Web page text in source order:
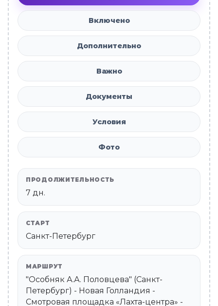
Включено
Дополнительно
Важно
Документы
Условия
Фото
ПРОДОЛЖИТЕЛЬНОСТЬ
7 дн.
СТАРТ
Санкт-Петербург
МАРШРУТ
"Особняк А.А. Половцева" (Санкт-
Петербург) - Новая Голландия -
Смотровая площадка «Лахта-центра» -